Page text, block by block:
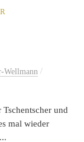
Wellmann /
und
mal wieder